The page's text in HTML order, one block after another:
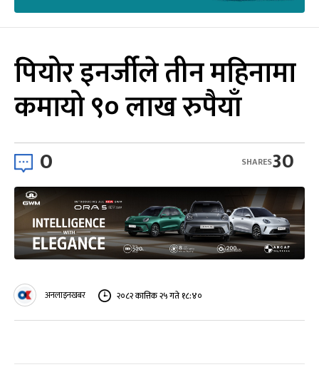
पियोर इनर्जीले तीन महिनामा
कमायो ९० लाख रुपैयाँ
0 30
SHARES
अनलाइनखबर २०८२ कात्तिक २५ गते १८:४०